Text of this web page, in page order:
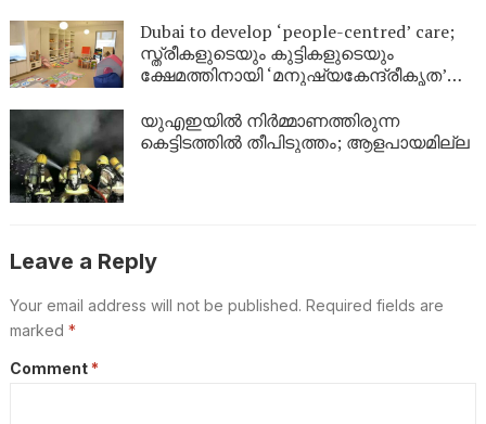
Dubai to develop ‘people-centred’ care;
സ്ത്രീകളുടെയും കുട്ടികളുടെയും
ക്ഷേമത്തിനായി ‘മനുഷ്യകേന്ദ്രീകൃത’
യുഎഇയിൽ നിർമ്മാണത്തിരുന്ന
കെട്ടിടത്തിൽ തീപിടുത്തം; ആളപായമില്ല
Leave a Reply
Your email address will not be published. Required fields are
marked *
Comment *